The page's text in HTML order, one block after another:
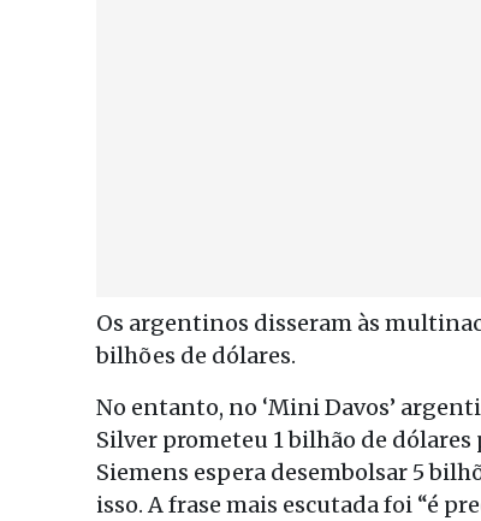
Os argentinos disseram às
bilhões de dólares.
No entanto, no ‘Mini Davos’
Silver prometeu 1 bilhão de
Siemens espera desembolsar 5
isso. A frase mais escutada foi “é